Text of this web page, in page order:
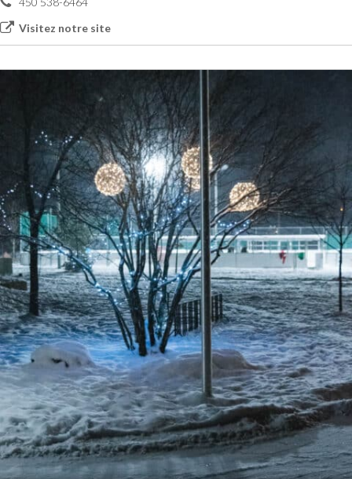
Visitez notre site